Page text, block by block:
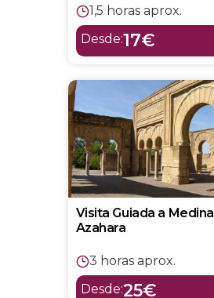
1,5 horas aprox.
Desde:17€
Visita Guiada a Medina
Azahara
3 horas aprox.
Desde:25€